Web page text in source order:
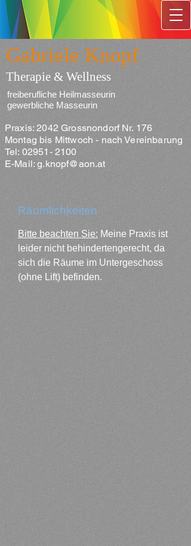
Gabriele Knopf
Therapie & Wellness
freiberufliche Heilmasseurin
gewerbliche Masseurin
Praxis: 2042 Grossnondorf Nr. 176
Montag bis Mittwoch - nach Vereinbarung
Tel: 02951- 2100
E-Mail:g.knopf@aon.at
Räumlichkeiten
Bitte beachten Sie: Meine Praxis ist
leider nicht behindertengerecht, da
sich die Räume im Untergeschoss
(ohne Lift) befinden.